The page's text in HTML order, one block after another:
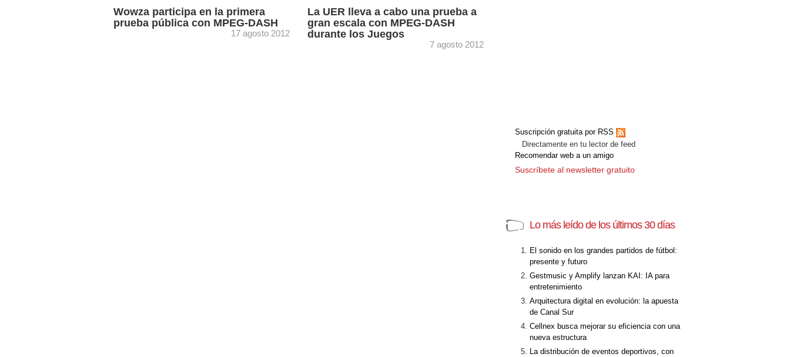
Wowza participa en la primera
prueba pública con MPEG-DASH
17 agosto 2012
La UER lleva a cabo una prueba a
gran escala con MPEG-DASH
durante los Juegos
7 agosto 2012
Suscripción gratuita por RSS
Directamente en tu lector de feed
Recomendar web a un amigo
Suscríbete al newsletter gratuito
Lo más leído de los últimos 30 días
El sonido en los grandes partidos de fútbol:
presente y futuro
Gestmusic y Amplify lanzan KAI: IA para
entretenimiento
Arquitectura digital en evolución: la apuesta
de Canal Sur
Cellnex busca mejorar su eficiencia con una
nueva estructura
La distribución de eventos deportivos, con